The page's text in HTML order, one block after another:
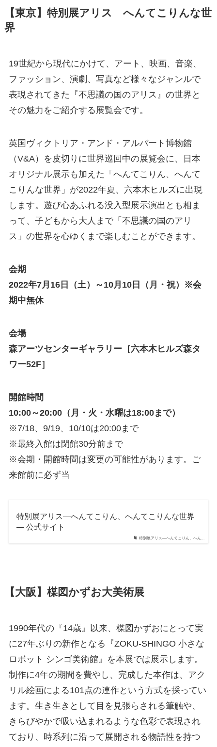
【東京】特別展アリス へんてこりんな世
界
19世紀から現代にかけて、アート、映画、音楽、
ファッション、演劇、写真など様々なジャンルで
表現されてきた『不思議の国のアリス』の世界と
その魅力をご紹介する展覧会です。
英国ヴィクトリア・アンド・アルバート博物館
（V&A）を皮切りに世界巡回中の展覧会に、日本
オリジナル展示も加えた「へんてこりん、へんて
こりんな世界」が2022年夏、六本木ヒルズに出現
します。遊び心あふれる没入型展示演出とも相ま
って、子どもから大人まで「不思議の国のアリ
ス」の世界を心ゆくまで楽しむことができます。
会期
2022年7月16日（土）～10月10日（月・祝）※会
期中無休
会場
森アーツセンターギャラリー［六本木ヒルズ森タ
ワー52F］
開館時間
10:00～20:00（月・火・水曜は18:00まで）
※7/18、9/19、10/10は20:00まで
※最終入館は閉館30分前まで
※会期・開館時間は変更の可能性があります。ご
来館前に必ず当
特別展アリス―へんてこりん、へん...
特別展アリス―へんてこりん、へんてこりんな世界
― 公式サイト
【大阪】楳図かずお大美術展
1990年代の『14歳』以来、楳図かずおにとって実
に27年ぶりの新作となる『ZOKU-SHINGO 小さな
ロボット シンゴ美術館』を本展では展示します。
制作に4年の期間を費やし、完成した本作は、アク
リル絵画による101点の連作という方式を採ってい
ます。生き生きとして目を見張らされる筆触や、
きらびやかで吸い込まれるような色彩で表現され
ており、時系列に沿って展開される物語性を持つ